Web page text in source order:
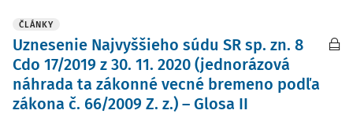
ČLÁNKY
Uznesenie Najvyššieho súdu SR sp. zn. 8
Cdo 17/2019 z 30. 11. 2020 (jednorázová
náhrada ta zákonné vecné bremeno podľa
zákona č. 66/2009 Z. z.) – Glosa II